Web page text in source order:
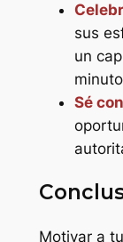
sus
un
Sé
Motivar a